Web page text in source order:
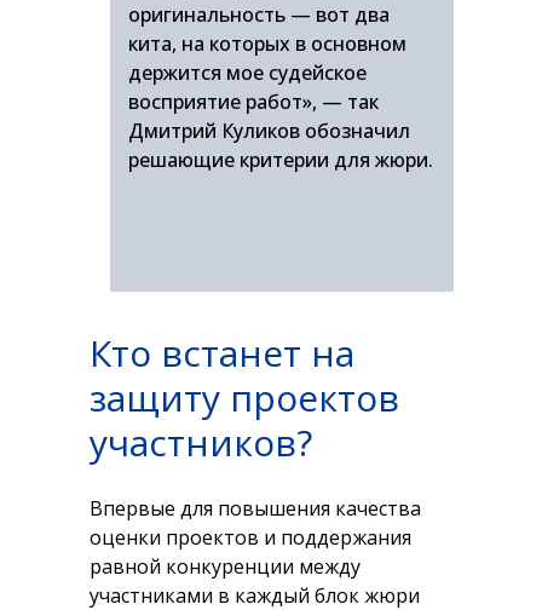
оригинальность — вот два
кита, на которых в основном
держится мое судейское
восприятие работ», — так
Дмитрий Куликов обозначил
решающие критерии для жюри.
Кто встанет на
защиту проектов
участников?
Впервые для повышения качества
оценки проектов и поддержания
равной конкуренции между
участниками в каждый блок жюри